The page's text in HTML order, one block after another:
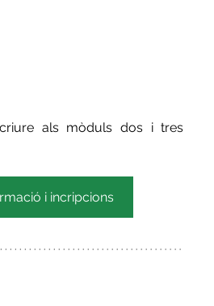
als mòduls dos i tres
i incripcions